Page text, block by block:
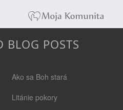
BLOG POSTS
Ako sa Boh stará
Litánie pokory